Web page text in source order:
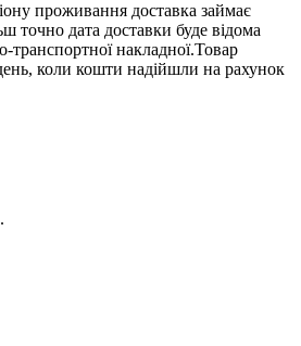
проживання доставка займає
точно дата доставки буде відома
транспортної накладної.Товар
коли кошти надійшли на рахунок